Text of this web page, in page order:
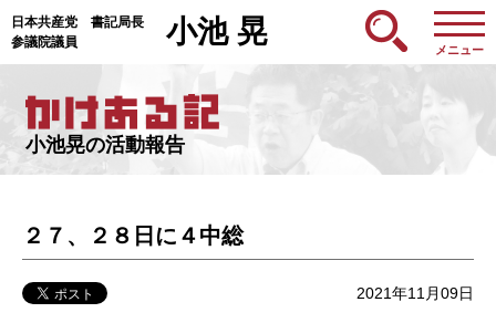
日本共産党 書記局長
参議院議員
小池 晃
メニュー
小池晃の活動報告
２７、２８日に４中総
2021年11月09日